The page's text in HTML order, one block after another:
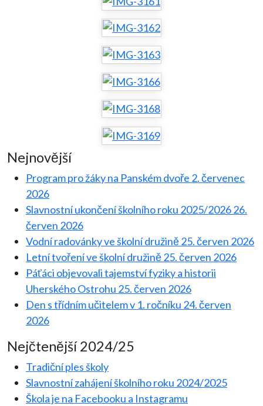
Nejnovější
Program pro žáky na Panském dvoře 2. červenec
2026
Slavnostní ukončení školního roku 2025/202626.
červen 2026
Vodní radovánky ve školní družině25. červen 2026
Letní tvoření ve školní družině25. červen 2026
Páťáci objevovali tajemství fyziky a historii
Uherského Ostrohu 25. červen 2026
Den s třídním učitelem v 1. ročníku 24. červen
2026
Nejčtenější 2024/25
Tradiční ples školy
Slavnostní zahájení školního roku 2024/2025
Škola je na Facebooku a Instagramu